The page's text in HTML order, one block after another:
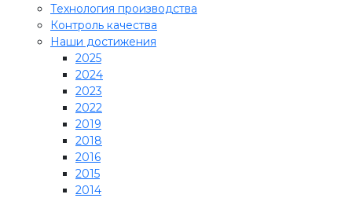
Технология производства
Контроль качества
Наши достижения
2025
2024
2023
2022
2019
2018
2016
2015
2014